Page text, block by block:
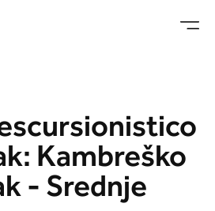
Kambreško
- Srednje